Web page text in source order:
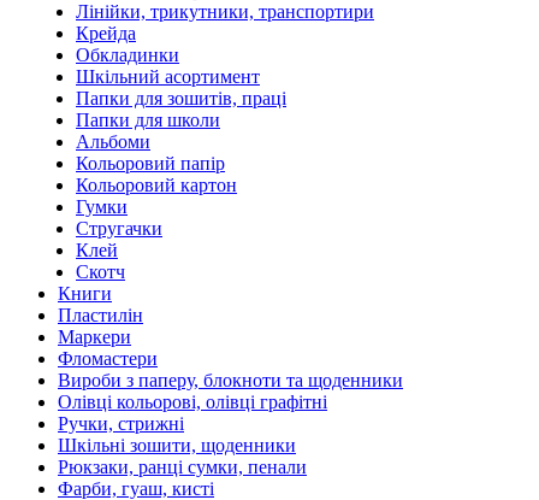
Лінійки, трикутники, транспортири
Крейда
Обкладинки
Шкільний асортимент
Папки для зошитів, праці
Папки для школи
Альбоми
Кольоровий папір
Кольоровий картон
Гумки
Стругачки
Клей
Скотч
Книги
Пластилін
Маркери
Фломастери
Вироби з паперу, блокноти та щоденники
Олівці кольорові, олівці графітні
Ручки, стрижні
Шкільні зошити, щоденники
Рюкзаки, ранці сумки, пенали
Фарби, гуаш, кисті